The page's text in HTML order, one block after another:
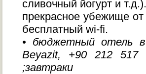
сливочный йогурт и
прекрасное убежище от
бесплатный wi-fi.
• бюджетный отель
Beyazit, +90 212 517
;завтраки